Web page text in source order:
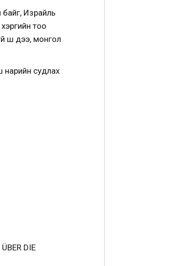
Израйль
тоо
шүү дээ, монгол
нарийн судлах
DIE